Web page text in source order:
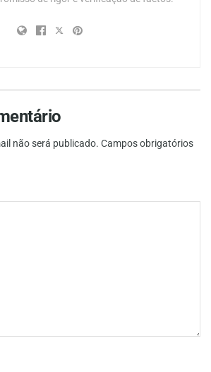
não será publicado. Campos obrigatórios